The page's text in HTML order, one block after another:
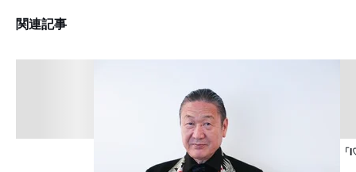
関連記事